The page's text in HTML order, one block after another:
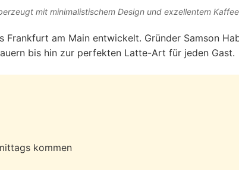
mit minimalistischem Design und exzellentem Kaffee
am Main entwickelt. Gründer Samson
bis hin zur perfekten Latte-Art für jeden Gast.
kommen